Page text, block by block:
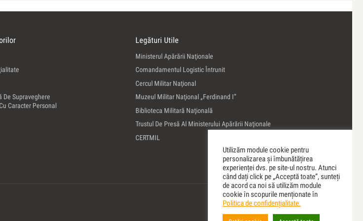
Supraveghere
Caracter Personal
Legături Utile
Ministerul Apărării Naţionale
Comandamentul Logistic Întrunit
Cercul Militar Naţional
Muzeul Militar Naţional „Ferdinand I”
Biblioteca Militară Naţională
Trustul De Presă Al Ministerului Apărării Naţionale
CERTMIL
Utilizăm module cookie pentru
personalizarea și îmbunătățirea
experienței dvs. pe site-ul nostru. Atunci
când dați click pe „Acceptă toate”, sunteți
de acord ca noi să utilizăm module
cookie în scopurile menționate în
Politica de confidențialitate.